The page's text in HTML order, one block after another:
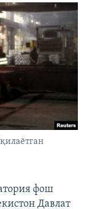
фош
Давлат